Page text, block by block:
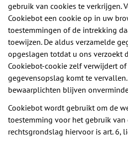
gebruik van cookies te verkrijgen.
Cookiebot een cookie op in uw
toestemmingen of de intrekking
toewijzen. De aldus verzamelde
opgeslagen totdat u ons verzoekt
Cookiebot-cookie zelf verwijdert
gegevensopslag komt te
bewaarplichten blijven
Cookiebot wordt gebruikt om de
toestemming voor het gebruik van
rechtsgrondslag hiervoor is art. 6,